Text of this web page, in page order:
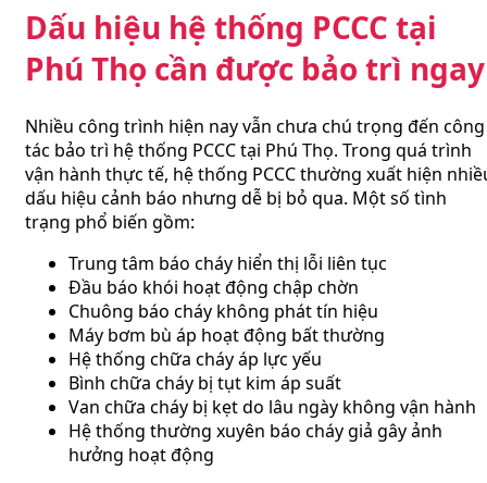
Dấu hiệu hệ thống PCCC tại
Phú Thọ cần được bảo trì ngay
Nhiều công trình hiện nay vẫn chưa chú trọng đến công
tác bảo trì hệ thống PCCC tại Phú Thọ. Trong quá trình
vận hành thực tế, hệ thống PCCC thường xuất hiện
dấu hiệu cảnh báo nhưng dễ bị bỏ qua. Một số tình
trạng phổ biến gồm:
Trung tâm báo cháy hiển thị lỗi liên tục
Đầu báo khói hoạt động chập chờn
Chuông báo cháy không phát tín hiệu
Máy bơm bù áp hoạt động bất thường
Hệ thống chữa cháy áp lực yếu
Bình chữa cháy bị tụt kim áp suất
Van chữa cháy bị kẹt do lâu ngày không vận hành
Hệ thống thường xuyên báo cháy giả gây ảnh
hưởng hoạt động